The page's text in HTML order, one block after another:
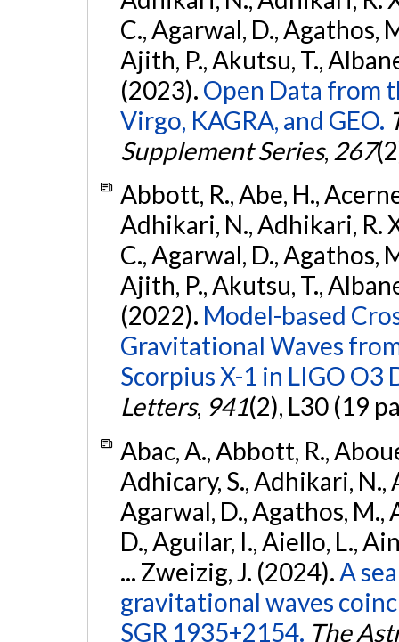
C., Agarwal, D., Agathos,
Ajith, P., Akutsu, T.,
(2023). Open Data from
Virgo, KAGRA, and GEO.
Supplement Series, 267
Abbott, R., Abe, H.,
Adhikari, N., Adhikari, R.
C., Agarwal, D., Agathos,
Ajith, P., Akutsu, T.,
(2022). Model-based
Gravitational Waves
Scorpius X-1 in LIGO O3
Letters, 941(2), L30 (19
Abac, A., Abbott, R.,
Adhicary, S., Adhikari, N.,
Agarwal, D., Agathos, M.,
D., Aguilar, I., Aiello, L.,
... Zweizig, J. (2024). A
gravitational waves
SGR 1935+2154. The